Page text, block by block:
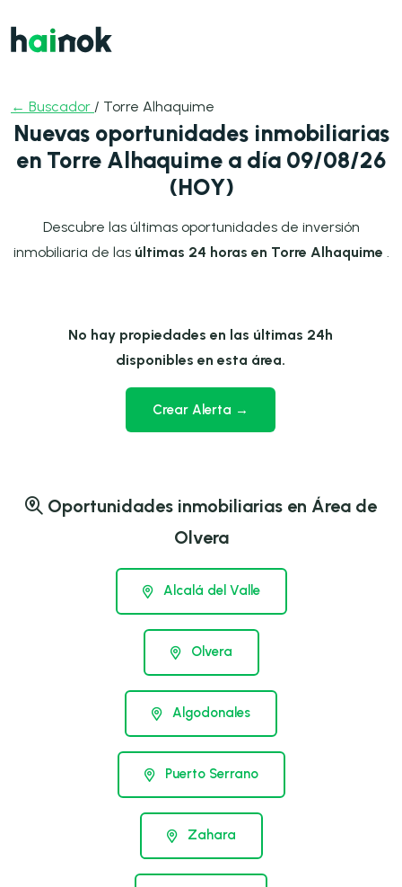
← Buscador / Torre Alhaquime
Nuevas oportunidades inmobiliarias
en Torre Alhaquime a día 09/08/26
(HOY)
Descubre las últimas oportunidades de inversión
inmobiliaria de las últimas 24 horas en Torre Alhaquime
No hay propiedades en las últimas 24h
disponibles en esta área.
Crear Alerta →
Oportunidades inmobiliarias en Área de
Olvera
Alcalá del Valle
Olvera
Algodonales
Puerto Serrano
Zahara